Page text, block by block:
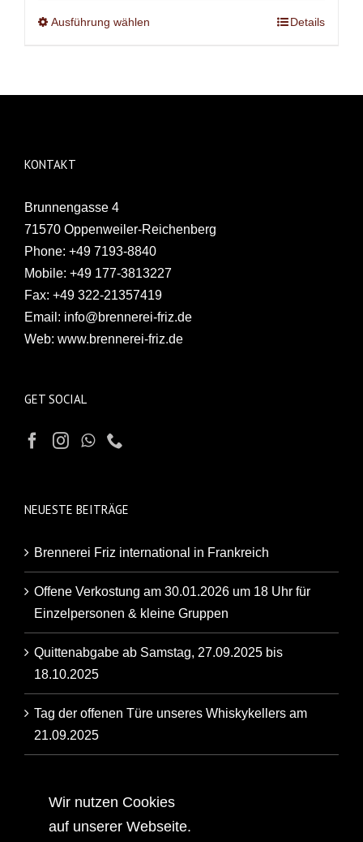
von 5
Ausführung wählen Details
KONTAKT
Brunnengasse 4
71570 Oppenweiler-Reichenberg
Phone: +49 7193-8840
Mobile: +49 177-3813227
Fax: +49 322-21357419
Email: info@brennerei-friz.de
Web: www.brennerei-friz.de
GET SOCIAL
NEUESTE BEITRÄGE
Brennerei Friz international in Frankreich
Offene Verkostung am 30.01.2026 um 18 Uhr für
Einzelpersonen & kleine Gruppen
Quittenabgabe ab Samstag, 27.09.2025 bis
18.10.2025
Tag der offenen Türe unseres Whiskykellers am
21.09.2025
Familienbrennerei
Wir nutzen Cookies
auf unserer Webseite.